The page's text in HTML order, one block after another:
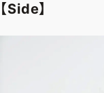
【Side】